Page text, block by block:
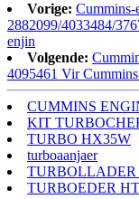
Vorige: Cummins-
2882099/4033484/
enjin
Volgende:
4095461 Vir
CUMMINS
KIT
TURBO HX35W
turboaanjaer
TURBOLLADER
TURBOEDER